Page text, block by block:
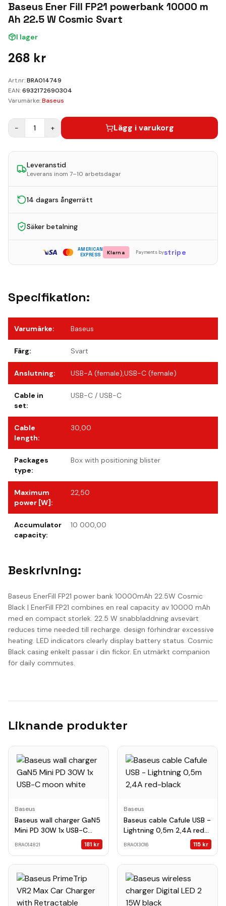
Kundvagn
Boka Reparation
Baseus Ener Fill FP21 powerbank 10000 m
Ah 22.5 W Cosmic Svart
I lager
268 kr
Art.nr:BRA014749
EAN:6932172690304
Varumärke:Baseus
− 1 + Lägg i varukorg
Leveranstid
Leverans inom 7–10 arbetsdagar
14 dagars ångerrätt
Säker betalning
AMERICAN
EXPRESS
Klarna Payments bystripe
Specifikation:
Varumärke: Baseus
Färg: Svart
Anslutning: USB-A (female),USB-C (female)
Cable in
set:
USB-C / USB-C
Cable
length:
30,00
Packages
type:
Box with positioning blister
Maximum
power [W]:
22,50
Accumulator
capacity:
10 000,00
Beskrivning:
Baseus EnerFill FP21 power bank 10000mAh 22.5W Cosmic
Black | EnerFill FP21 combines en real capacity av 10000 mAh
med en compact storlek. 22.5 W snabbladdning avsevärt
reduces time needed till recharge. design förhindrar excessive
heating. LED indicators clearly display battery status. Cosmic
Black casing enkelt passar i din fickor. En utmärkt companion
för daily commutes.
Liknande produkter
Baseus
Baseus wall charger GaN5
Mini PD 30W 1x USB-C
BRA014821 181 kr
Baseus
Baseus cable Cafule USB -
Lightning 0,5m 2,4A red-
BRA013016 115 kr